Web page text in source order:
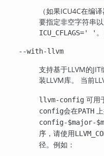
（如果ICU4C在编
要指定非空字符串
ICU_CFLAGS=' ' 。
--with-llvm
支持基于LLVM的JIT
装LLVM库。 当前
llvm-config 可用
config会在PATH
config-$major-
序，请使用
径。例如：